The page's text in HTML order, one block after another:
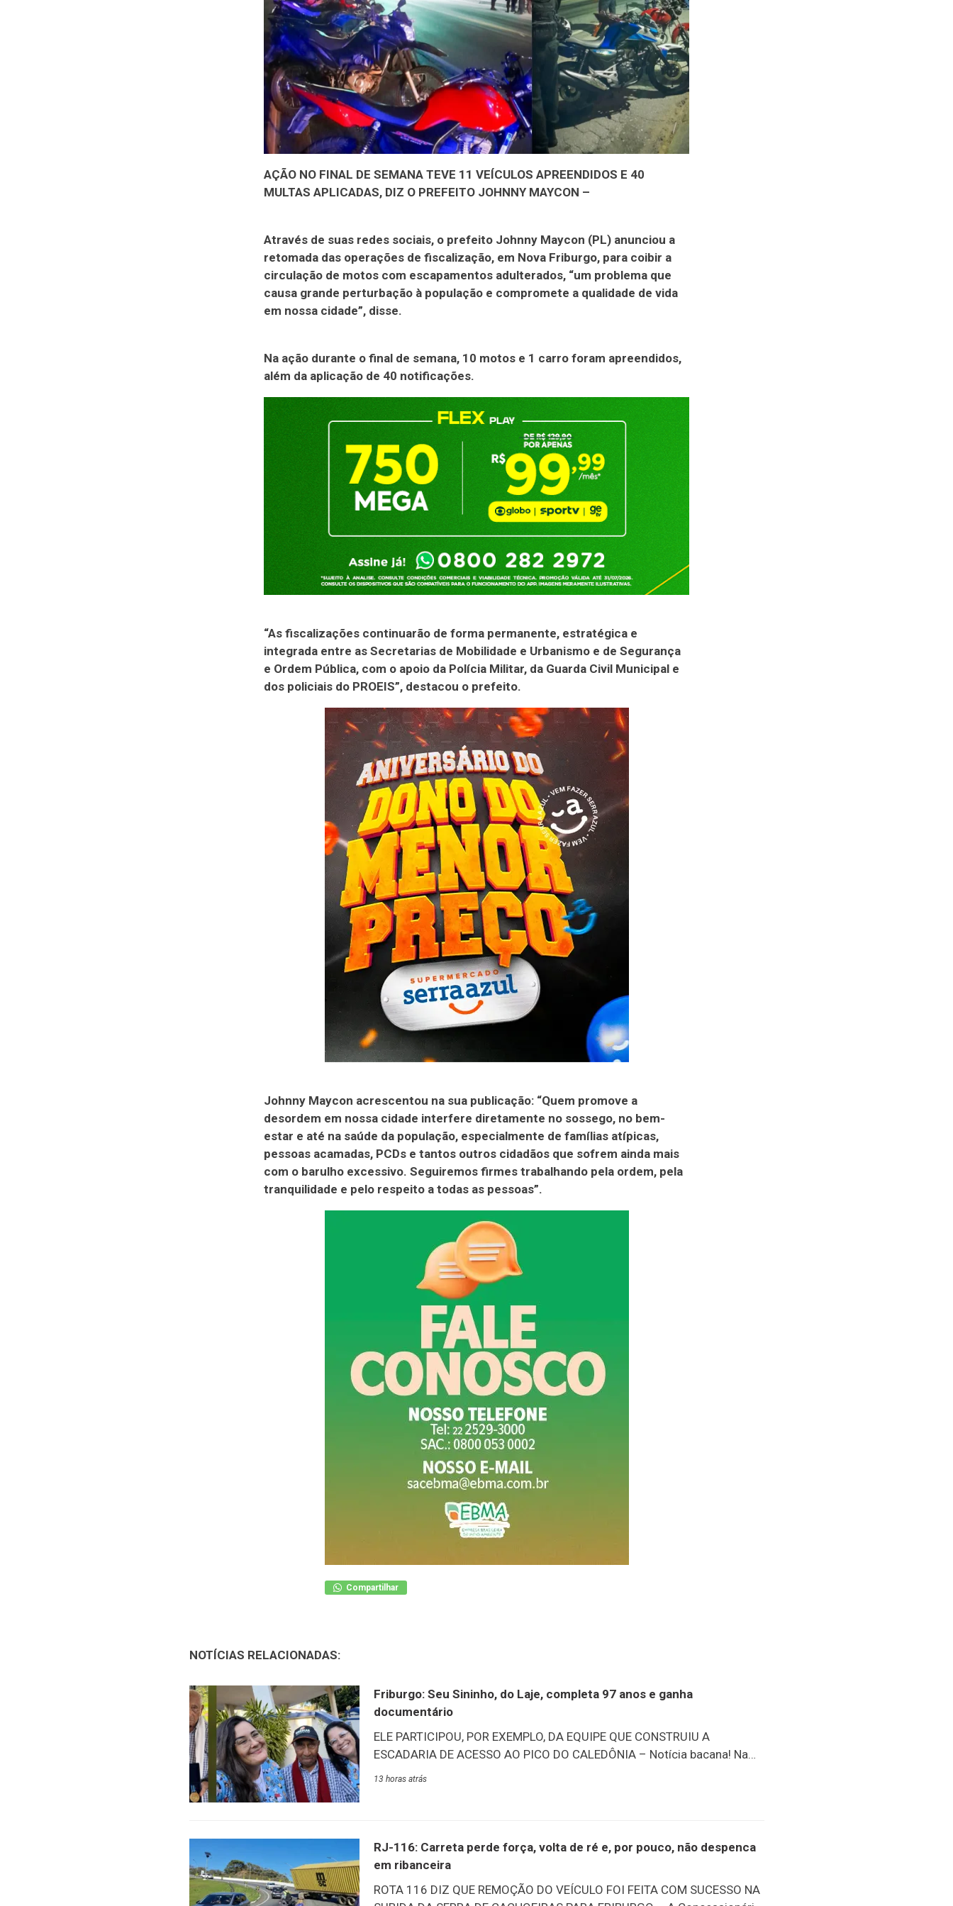
AÇÃO NO FINAL DE SEMANA TEVE 11 VEÍCULOS APREENDIDOS E 40
MULTAS APLICADAS, DIZ O PREFEITO JOHNNY MAYCON –
Através de suas redes sociais, o prefeito Johnny Maycon (PL) anunciou a
retomada das operações de fiscalização, em Nova Friburgo, para coibir a
circulação de motos com escapamentos adulterados, “um problema que
causa grande perturbação à população e compromete a qualidade de vida
em nossa cidade”, disse.
Na ação durante o final de semana, 10 motos e 1 carro foram apreendidos,
além da aplicação de 40 notificações.
“As fiscalizações continuarão de forma permanente, estratégica e
integrada entre as Secretarias de Mobilidade e Urbanismo e de Segurança
e Ordem Pública, com o apoio da Polícia Militar, da Guarda Civil Municipal e
dos policiais do PROEIS”, destacou o prefeito.
Johnny Maycon acrescentou na sua publicação: “Quem promove a
desordem em nossa cidade interfere diretamente no sossego, no bem-
estar e até na saúde da população, especialmente de famílias atípicas,
pessoas acamadas, PCDs e tantos outros cidadãos que sofrem ainda mais
com o barulho excessivo. Seguiremos firmes trabalhando pela ordem, pela
tranquilidade e pelo respeito a todas as pessoas”.
Compartilhar
NOTÍCIAS RELACIONADAS:
Friburgo: Seu Sininho, do Laje, completa 97 anos e ganha
documentário
ELE PARTICIPOU, POR EXEMPLO, DA EQUIPE QUE CONSTRUIU A
ESCADARIA DE ACESSO AO PICO DO CALEDÔNIA – Notícia bacana! Na
tarde desta quinta-feira, 6/8, aconteceu o lançamento oficial do
na mesma data, ele esbanja vitalidade e alegria e conta diversos
acontecimentos e vivências de quase um século de vida. Entre elas, se
Na ocasião, ele recebeu das
13 horas atrás
RJ-116: Carreta perde força, volta de ré e, por pouco, não despenca
em ribanceira
ROTA 116 DIZ QUE REMOÇÃO DO VEÍCULO FOI FEITA COM SUCESSO NA